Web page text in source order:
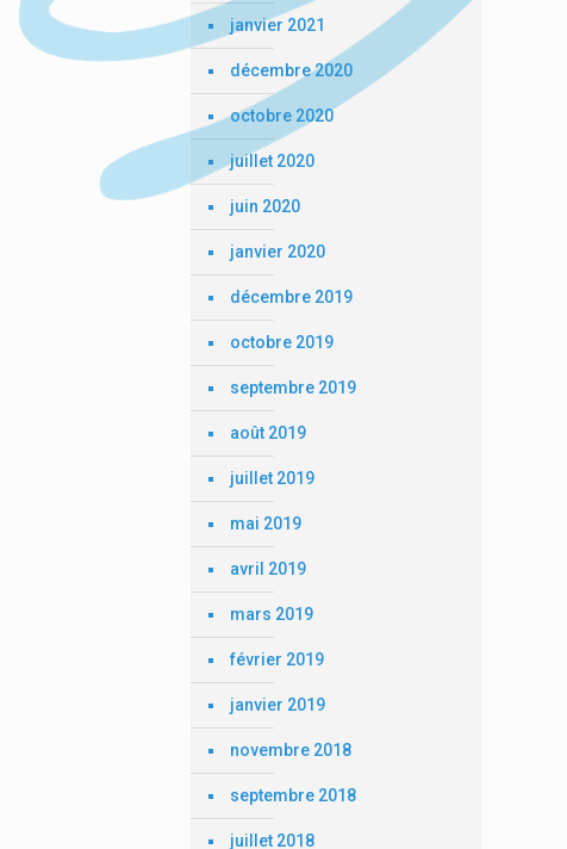
janvier 2021
décembre 2020
octobre 2020
juillet 2020
juin 2020
janvier 2020
décembre 2019
octobre 2019
septembre 2019
août 2019
juillet 2019
mai 2019
avril 2019
mars 2019
février 2019
janvier 2019
novembre 2018
septembre 2018
juillet 2018